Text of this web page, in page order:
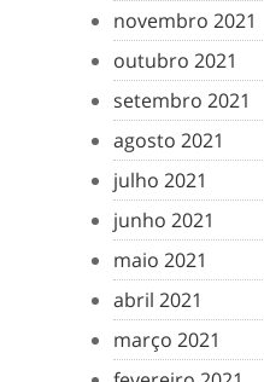
novembro 2021
outubro 2021
setembro 2021
agosto 2021
julho 2021
junho 2021
maio 2021
abril 2021
março 2021